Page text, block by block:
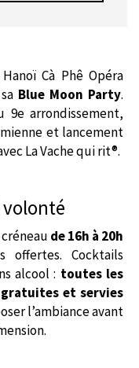
Cà Phê Opéra
Blue Moon Party.
arrondissement,
et lancement
La Vache qui rit®.
de 16h à 20h
offertes. Cocktails
alcool : toutes les
et servies
l’ambiance avant